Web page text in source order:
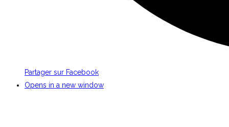
Partager sur Facebook
Opens in a new window